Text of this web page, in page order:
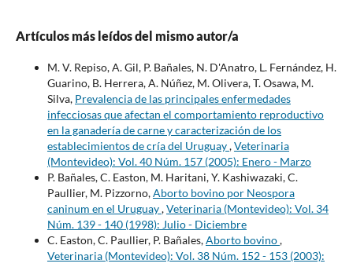
Artículos más leídos del mismo autor/a
M. V. Repiso, A. Gil, P. Bañales, N. D'Anatro, L. Fernández, H.
Guarino, B. Herrera, A. Núñez, M. Olivera, T. Osawa, M.
Silva, Prevalencia de las principales enfermedades
infecciosas que afectan el comportamiento reproductivo
en la ganadería de carne y caracterización de los
establecimientos de cría del Uruguay,Veterinaria
(Montevideo): Vol. 40 Núm. 157 (2005): Enero - Marzo
P. Bañales, C. Easton, M. Haritani, Y. Kashiwazaki, C.
Paullier, M. Pizzorno,Aborto bovino por Neospora
caninum en el Uruguay,Veterinaria (Montevideo): Vol. 34
Núm. 139 - 140 (1998): Julio - Diciembre
C. Easton, C. Paullier, P. Bañales,Aborto bovino,
Veterinaria (Montevideo): Vol. 38 Núm. 152 - 153 (2003):